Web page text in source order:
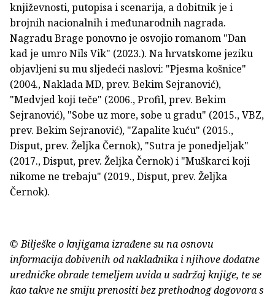
književnosti, putopisa i scenarija, a dobitnik je i
brojnih nacionalnih i međunarodnih nagrada.
Nagradu Brage ponovno je osvojio romanom "Dan
kad je umro Nils Vik" (2023.). Na hrvatskome jeziku
objavljeni su mu sljedeći naslovi: "Pjesma košnice"
(2004., Naklada MD, prev. Bekim Sejranović),
"Medvjed koji teče" (2006., Profil, prev. Bekim
Sejranović), "Sobe uz more, sobe u gradu" (2015., VBZ,
prev. Bekim Sejranović), "Zapalite kuću" (2015.,
Disput, prev. Željka Černok), "Sutra je ponedjeljak"
(2017., Disput, prev. Željka Černok) i "Muškarci koji
nikome ne trebaju" (2019., Disput, prev. Željka
Černok).
© Bilješke o knjigama izrađene su na osnovu
informacija dobivenih od nakladnika i njihove dodatne
uredničke obrade temeljem uvida u sadržaj knjige, te se
kao takve ne smiju prenositi bez prethodnog dogovora s